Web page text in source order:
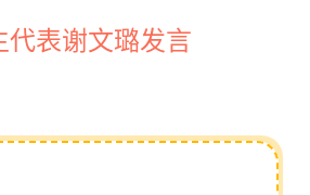
代表谢文璐发言